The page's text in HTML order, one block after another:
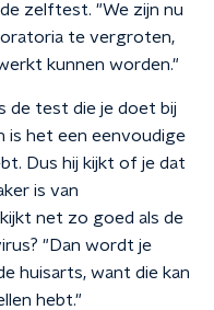
zelftest. "We zijn nu
te vergroten,
kunnen worden."
de test die je doet bij
is het een eenvoudige
Dus hij kijkt of je dat
is van
net zo goed als de
"Dan wordt je
huisarts, want die kan
hebt."